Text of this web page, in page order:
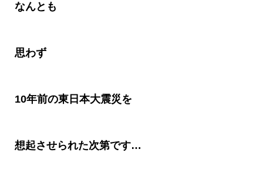
なんとも
思わず
10年前の東日本大震災を
想起させられた次第です…